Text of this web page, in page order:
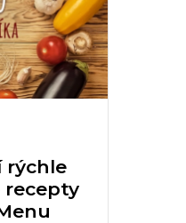
rýchle
recepty